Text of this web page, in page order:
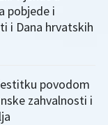
pobjede i
i Dana hrvatskih
povodom
zahvalnosti i